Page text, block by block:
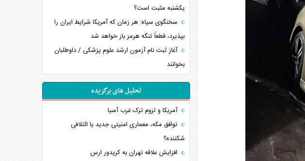
یکشنبه مثبت است؟
سخنگوی سپاه: هر زمان که آمریکا شرایط ایران را
بپذیرد، قطعاً تنگه هرمز باز خواهد شد
آغاز ثبت نام آزمون ارشد علوم پزشکی / داوطلبان
بخوانند
تحلیل های برگزیده
آمریکا و لزوم ترک غرب آسیا
توافق مکه، معماری امنیتی جدید یا ائتلافی
شکننده؟
افزایش علاقه تهران به کریدور ارس